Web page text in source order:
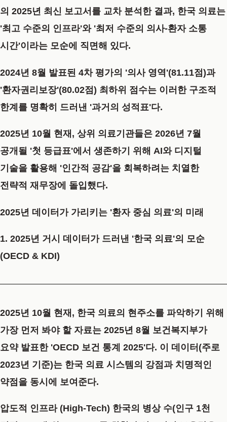
의 2025년 최신 보고서 를 교차 분석한 결과, 한국 의료는
'최고 수준의 인프라'와 '최저 수준의 의사-환자 소통
시간'이라는 모순에 직면해 있다.
2024년 8월 발표된 4차 평가의 '의사 영역'(81.11점)과
'환자권리보장'(80.02점) 최하위 점수는 이러한 구조적
한계를 명확히 드러낸 '과거의 성적표'다.
2025년 10월 현재, 상위 의료기관들은 2026년 7월
공개될 '첫 등급표'에서 생존하기 위해 AI와 디지털
기술을 활용해 '인간적 공감'을 회복하려는 치열한
전략적 재무장에 돌입했다.
2025년 데이터가 가리키는 '환자 중심 의료'의 미래
1. 2025년 거시 데이터가 드러낸 '한국 의료'의 모순
(OECD & KDI)
2025년 10월 현재, 한국 의료의 현주소를 파악하기 위해
가장 먼저 봐야 할 자료는 2025년 8월 보건복지부가
요약 발표한'OECD 보건 통계 2025'다. 이 데이터(주로
2023년 기준)는 한국 의료 시스템의 강점과 치명적인
약점을 동시에 보여준다.
압도적 인프라 (High-Tech) 한국의 병상 수(인구 1천